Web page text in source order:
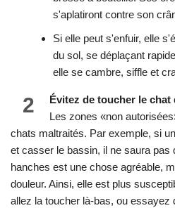
s'aplatiront contre son
Si elle peut s'enfuir, elle
du sol, se déplaçant
elle se cambre, siffle et
2
Évitez de toucher le
Les zones «non
chats maltraités. Par exemple, si
et casser le bassin, il ne saura pas
hanches est une chose agréable,
douleur. Ainsi, elle est plus
allez la toucher là-bas, ou essayez